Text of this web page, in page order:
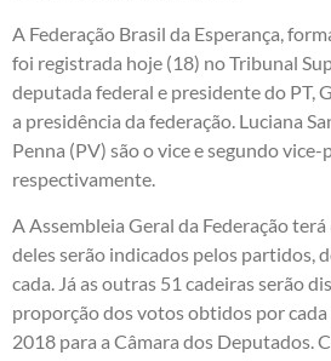
A Federação Brasil da Esperança,
foi registrada hoje (18) no Tribunal
deputada federal e presidente do PT,
a presidência da federação. Luciana
Penna (PV) são o vice e segundo
respectivamente.
A Assembleia Geral da Federação
deles serão indicados pelos partidos,
cada. Já as outras 51 cadeiras serão
proporção dos votos obtidos por
2018 para a Câmara dos Deputados.